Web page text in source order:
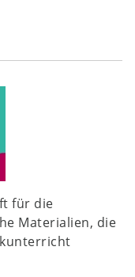
für die
Materialien, die